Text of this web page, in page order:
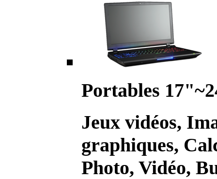
Portables
Jeux vidéos,
graphiques,
Photo, Vidéo,